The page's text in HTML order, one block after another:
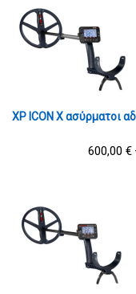
XP ICON X ασύρματοι
600,00 €